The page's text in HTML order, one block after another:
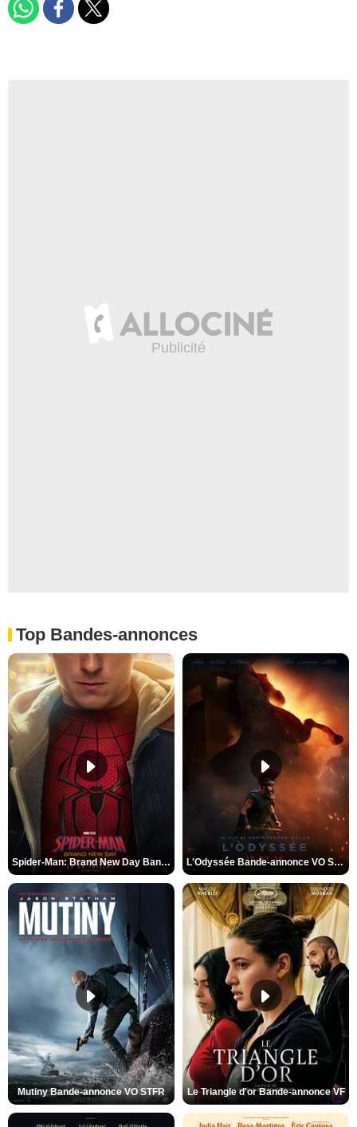
Top Bandes-annonces
Spider-Man: Brand New Day Bande-annonce VO STFR L'Odyssée Bande-annonce VO STFR
Mutiny Bande-annonce VO STFR Le Triangle d'or Bande-annonce VF